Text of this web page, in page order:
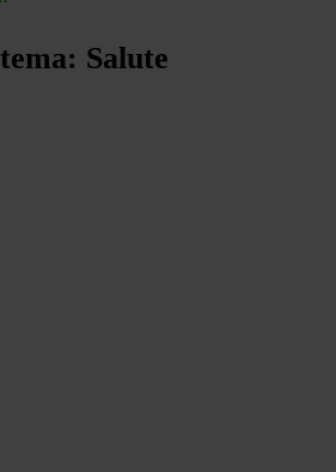
tema: Salute